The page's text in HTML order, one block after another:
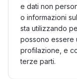
e dati non
o informazioni
sta utilizzando
possono essere
profilazione, e
terze parti.